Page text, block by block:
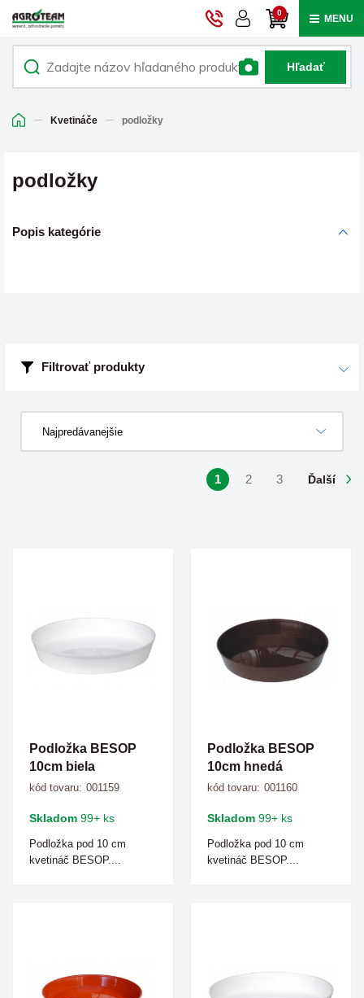
0 MENU
Hľadať
Kvetináče podložky
podložky
Popis kategórie
Filtrovať produkty
Najpredávanejšie
1 2 3 Ďalší
Podložka BESOP
10cm biela
kód tovaru: 001159
Skladom 99+ ks
Podložka pod 10 cm
kvetináč BESOP....
Podložka BESOP
10cm hnedá
kód tovaru: 001160
Skladom 99+ ks
Podložka pod 10 cm
kvetináč BESOP....